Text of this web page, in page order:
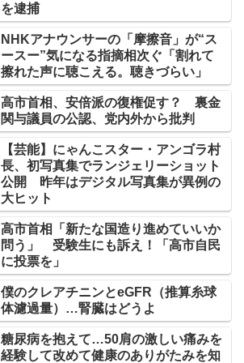
を逮捕
NHKアナウンサーの「摩擦音」が“ス
ースー”気になる指摘相次ぐ「割れて
擦れた声に聴こえる。聴きづらい」
高市首相、安倍派の復権促す？ 裏金
関与議員の公認、党内外から批判
【芸能】にゃんこスター・アンゴラ村
長、初写真集でランジェリーショット
公開 昨年はデジタル写真集が異例の
大ヒット
高市首相「新たな国造り進めていいか
問う」 受験生にも訴え！「高市自民
に投票を」
僕のクレアチニンとeGFR（推算糸球
体濾過量）…腎臓はどうよ
糖尿病を抱えて…50肩の激しい痛みを
経験して改めて健康のありがたみを知